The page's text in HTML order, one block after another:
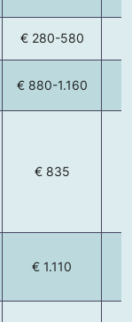
€ 280-580
€ 880-1.160
€ 835
€ 1.110